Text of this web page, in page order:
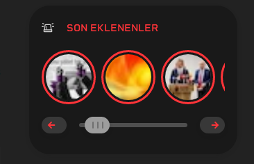
SON EKLENENLER